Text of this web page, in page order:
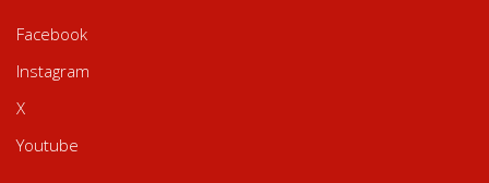
Facebook
Instagram
X
Youtube